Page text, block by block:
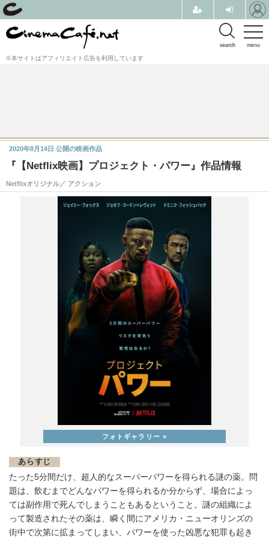
menu
search
※本サイトはアフィリエイト広告を利用しています
『【Netflix映画】プロジェクト・パワー』作品情報
Netflixオリジナル／ アクション
2020年8月14日 公開の映画作品
あらすじ
たった5分間だけ、超人的なスーパーパワーを得られる謎の薬。問
題は、飲むまでどんなパワーを得られるか分からず、場合によっ
ては副作用で死んでしまうこともあるということ。謎の組織によ
って製造されたその薬は、瞬く間にアメリカ・ニューオリンズの
街中で次第に拡まってしまい、パワーを使った凶悪な犯罪も起き